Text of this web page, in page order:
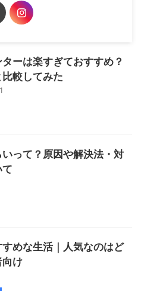
ーは楽すぎておすすめ？
較してみた
って？原因や解決法・対
めな生活｜人気なのはど
向け